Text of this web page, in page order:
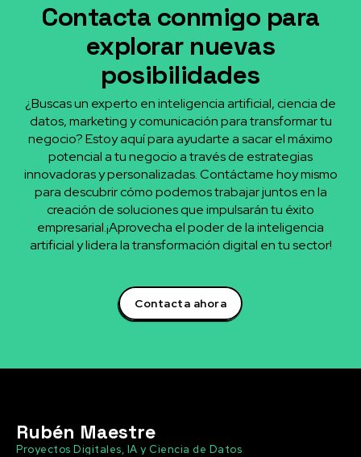
Contacta conmigo para
explorar nuevas
posibilidades
¿Buscas un experto en inteligencia artificial, ciencia de
datos, marketing y comunicación para transformar tu
negocio? Estoy aquí para ayudarte a sacar el máximo
potencial a tu negocio a través de estrategias
innovadoras y personalizadas. Contáctame hoy mismo
para descubrir cómo podemos trabajar juntos en la
creación de soluciones que impulsarán tu éxito
empresarial.¡Aprovecha el poder de la inteligencia
artificial y lidera la transformación digital en tu sector!
Contacta ahora
Rubén Maestre
Proyectos Digitales, IA y Ciencia de Datos